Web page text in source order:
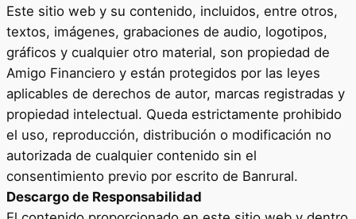
Este sitio web y su contenido, incluidos, entre otros,
textos, imágenes, grabaciones de audio, logotipos,
gráficos y cualquier otro material, son propiedad de
Amigo Financiero y están protegidos por las leyes
aplicables de derechos de autor, marcas registradas y
propiedad intelectual. Queda estrictamente prohibido
el uso, reproducción, distribución o modificación no
autorizada de cualquier contenido sin el
consentimiento previo por escrito de Banrural.
Descargo de Responsabilidad